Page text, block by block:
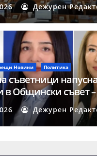
Дежурен
Новини Политика
съветници
в Общински съвет –
Дежурен